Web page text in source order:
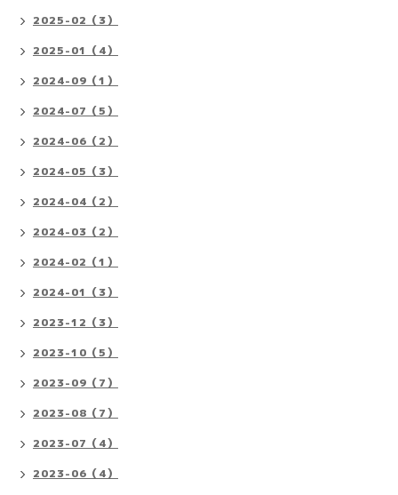
2025-02（3）
2025-01（4）
2024-09（1）
2024-07（5）
2024-06（2）
2024-05（3）
2024-04（2）
2024-03（2）
2024-02（1）
2024-01（3）
2023-12（3）
2023-10（5）
2023-09（7）
2023-08（7）
2023-07（4）
2023-06（4）